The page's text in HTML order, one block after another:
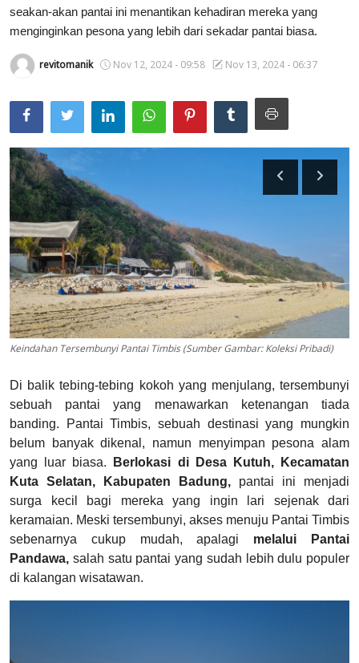
Kisah
Usadha
Indonesia
seakan-akan pantai ini menantikan kehadiran mereka yang
menginginkan pesona yang lebih dari sekadar pantai biasa.
revitomanik Nov 12, 2024 - 09:58 Nov 13, 2024 - 06:37
Keindahan Tersembunyi Pantai Timbis (Sumber Gambar: Koleksi Pribadi)
Di balik tebing-tebing kokoh yang menjulang, tersembunyi
sebuah pantai yang menawarkan ketenangan tiada
banding. Pantai Timbis, sebuah destinasi yang mungkin
belum banyak dikenal, namun menyimpan pesona alam
yang luar biasa.
Berlokasi di Desa Kutuh, Kecamatan
Kuta Selatan, Kabupaten Badung, pantai ini menjadi
surga kecil bagi mereka yang ingin lari sejenak dari
keramaian. Meski tersembunyi, akses menuju Pantai Timbis
sebenarnya cukup mudah, apalagi melalui Pantai
Pandawa, salah satu pantai yang sudah lebih dulu populer
di kalangan wisatawan.